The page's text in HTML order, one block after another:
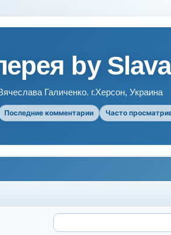
by Slava
Галиченко. г.Херсон, Украина
Последние комментарии Часто